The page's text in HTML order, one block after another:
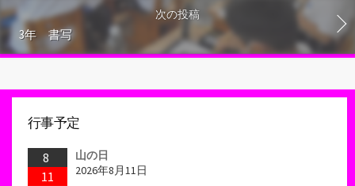
次の投稿
3年 書写
行事予定
8
11
山の日
2026年8月11日